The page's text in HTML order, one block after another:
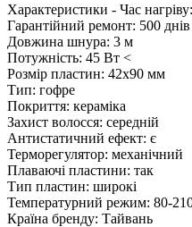
Характеристики - Час
Гарантійний ремонт: 500 днів
Довжина шнура: 3 м
Потужність: 45 Вт <
Розмір пластин: 42x90 мм
Тип: гофре
Покриття: кераміка
Захист волосся: середній
Антистатичний ефект: є
Терморегулятор: механічний
Плаваючі пластини: так
Тип пластин: широкі
Температурний режим: 80-
Країна бренду: Тайвань